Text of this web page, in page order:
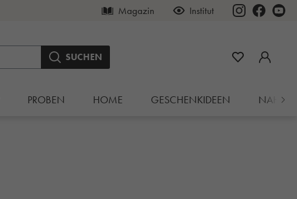
Magazin Institut
SUCHEN
PROBEN HOME GESCHENKIDEEN